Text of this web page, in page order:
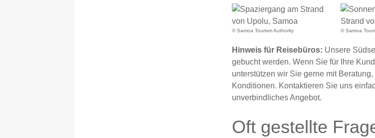
© Samoa Tourism Authority © Samoa
Hinweis für Reisebüros: Unsere
gebucht werden. Wenn Sie für Ihre
unterstützen wir Sie gerne mit
Konditionen. Kontaktieren Sie uns
unverbindliches Angebot.
Oft gestellte